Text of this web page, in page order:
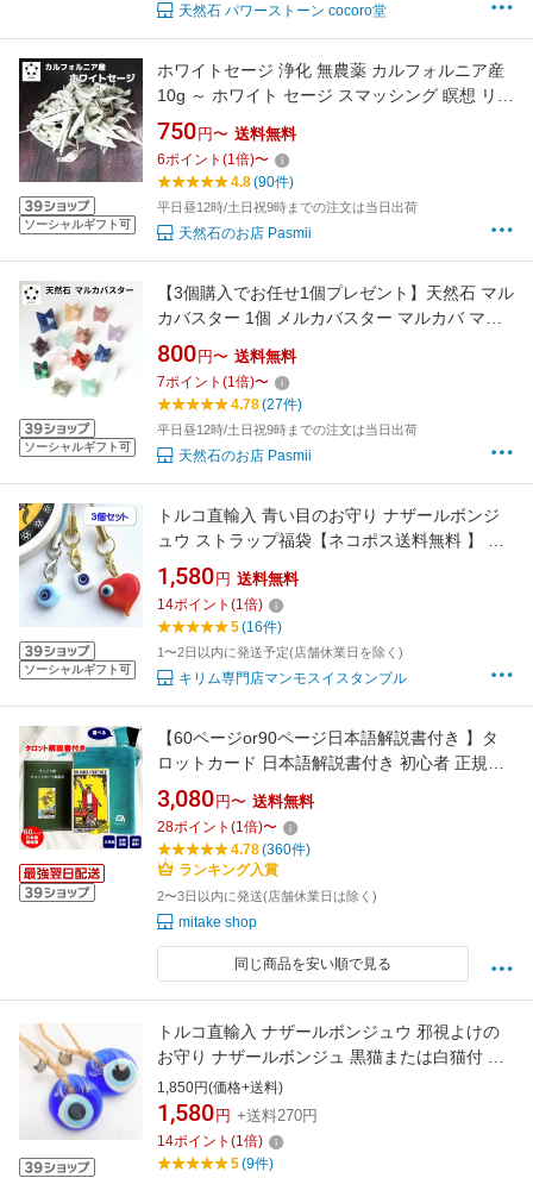
天然石 パワーストーン cocoro堂
ソーシャルギフト可
ホワイトセージ 浄化 無農薬 カルフォルニア産
10g ～ ホワイト セージ スマッシング 瞑想 リラ
ックス ストレス解消 安らぎと平穏 自然の癒し
ナチュラルな浄化力 空間のクリアリング 心身
のリフレッシュ ポジティブエネルギー
750 円〜 送料無料
6ポイント (1 倍)〜
4.8(90件)
平日昼12時/土日祝9時までの注文は当日出荷
天然石のお店 Pasmii
ソーシャルギフト可
【3個購入でお任せ1個プレゼント】天然石 マル
カバスター 1個 メルカバスター マルカバ マカ
バスター 天然石 パワーストーン 置物 プレゼン
ト メルカバスター 六芒星 浄化 守護
800 円〜 送料無料
7ポイント (1 倍)〜
4.78(27件)
平日昼12時/土日祝9時までの注文は当日出荷
天然石のお店 Pasmii
ソーシャルギフト可
トルコ直輸入 青い目のお守り ナザールボンジ
ュウ ストラップ福袋【ネコポス送料無料 】 災
厄からあなたを守る
1,580 円 送料無料
14ポイント (1 倍)
5(16件)
1〜2日以内に発送予定(店舗休業日を除く)
キリム専門店マンモスイスタンブル
【60ページor90ページ日本語解説書付き 】タ
ロットカード 日本語解説書付き 初心者 正規品
ポーチ付き タロット ウェイト版 ライダータロ
ット スタンダード
3,080 円〜 送料無料
28ポイント (1 倍)〜
4.78(360件)
ランキング入賞
2〜3日以内に発送(店舗休業日は除く)
mitake shop
同じ商品を安い順で見る
トルコ直輸入 ナザールボンジュウ 邪視よけの
お守り ナザールボンジュ 黒猫または白猫付 災
厄からあなたを守る トルコ製
1,850円(価格+送料)
1,580 円 +送料270円
14ポイント (1 倍)
5(9件)